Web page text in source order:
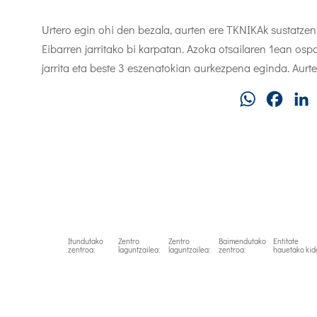
Urtero egin ohi den bezala, aurten ere TKNIKAk
Eibarren jarritako bi karpatan. Azoka otsailaren 1ean
jarrita eta beste 3 eszenatokian aurkezpena eginda.
WhatsApp
Itundutako
zentroa:
Zentro
laguntzailea:
Zentro
laguntzailea:
Baimendutako
zentroa:
Entitate
hauetako